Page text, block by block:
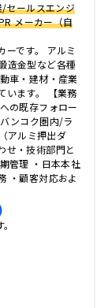
セールスエンジ
メーカー（自
ーです。 アルミ
造金型など各種
車・建材・産業
います。 【業務
の既存フォロー
ンコク圏内/ラ
アルミ押出ダ
せ・技術部門と
管理 ・日本本社
・顧客対応およ